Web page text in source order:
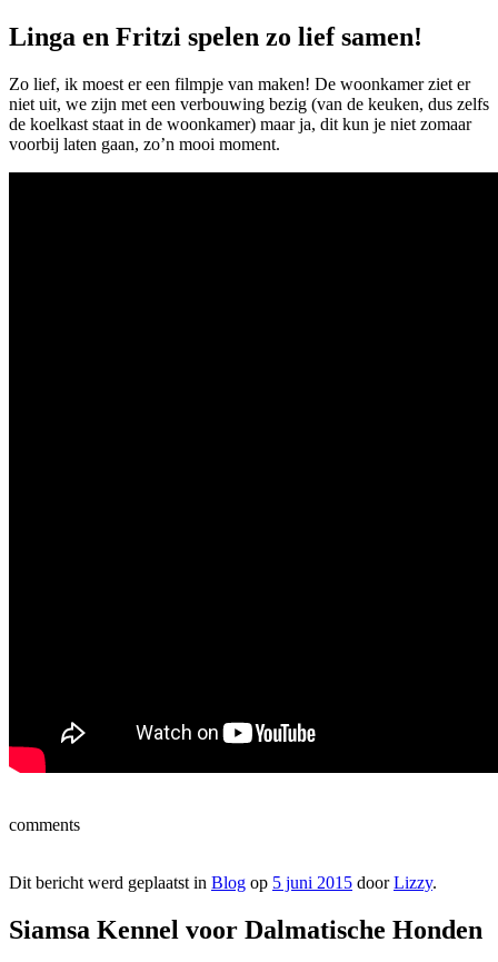
Linga en Fritzi spelen zo lief samen!
Zo lief, ik moest er een filmpje van maken! De woonkamer ziet er
niet uit, we zijn met een verbouwing bezig (van de keuken, dus zelfs
de koelkast staat in de woonkamer) maar ja, dit kun je niet zomaar
voorbij laten gaan, zo’n mooi moment.
comments
Dit bericht werd geplaatst in Blog op 5 juni 2015 doorLizzy.
Siamsa Kennel voor Dalmatische Honden